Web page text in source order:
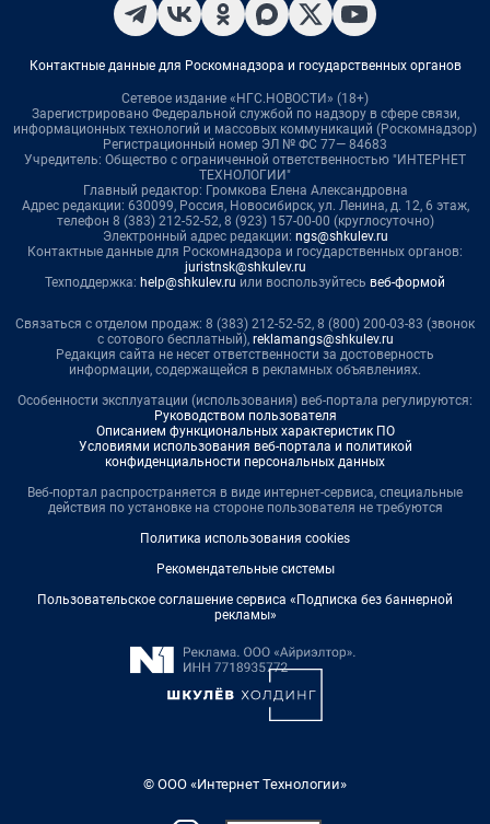
Контактные данные для Роскомнадзора и государственных органов
Сетевое издание «НГС.НОВОСТИ» (18+)
Зарегистрировано Федеральной службой по надзору в сфере связи,
информационных технологий и массовых коммуникаций (Роскомнадзор)
Регистрационный номер ЭЛ № ФС 77— 84683
Учредитель: Общество с ограниченной ответственностью "ИНТЕРНЕТ
ТЕХНОЛОГИИ"
Главный редактор: Громкова Елена Александровна
Адрес редакции: 630099, Россия, Новосибирск, ул. Ленина, д. 12, 6 этаж,
телефон 8 (383) 212-52-52, 8 (923) 157-00-00 (круглосуточно)
Электронный адрес редакции: ngs@shkulev.ru
Контактные данные для Роскомнадзора и государственных органов:
juristnsk@shkulev.ru
Техподдержка: help@shkulev.ru или воспользуйтесь веб-формой
Связаться с отделом продаж: 8 (383) 212-52-52, 8 (800) 200-03-83 (звонок
с сотового бесплатный), reklamangs@shkulev.ru
Редакция сайта не несет ответственности за достоверность
информации, содержащейся в рекламных объявлениях.
Особенности эксплуатации (использования) веб-портала регулируются:
Руководством пользователя
Описанием функциональных характеристик ПО
Условиями использования веб-портала и политикой
конфиденциальности персональных данных
Веб-портал распространяется в виде интернет-сервиса, специальные
действия по установке на стороне пользователя не требуются
Политика использования cookies
Рекомендательные системы
Пользовательское соглашение сервиса «Подписка без баннерной
рекламы»
© ООО «Интернет Технологии»